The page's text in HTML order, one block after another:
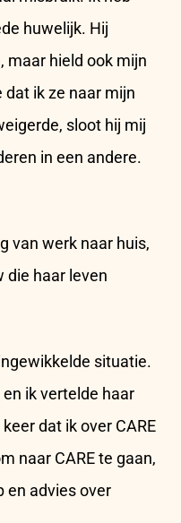
huwelijk. Hij
maar hield ook mijn
ik ze naar mijn
sloot hij mij
in een andere.
van werk naar huis,
die haar leven
situatie.
ik vertelde haar
dat ik over CARE
naar CARE te gaan,
en advies over